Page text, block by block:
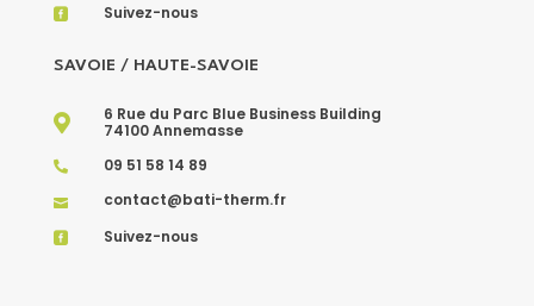
 Suivez-nous
SAVOIE / HAUTE-SAVOIE

6 Rue du Parc Blue Business Building
74100 Annemasse
 09 51 58 14 89
 contact@bati-therm.fr
 Suivez-nous